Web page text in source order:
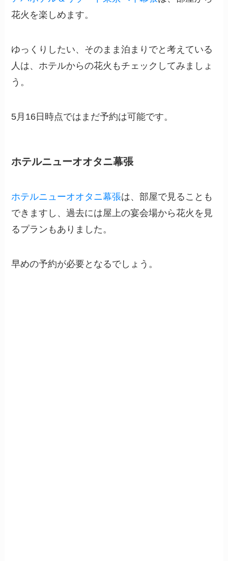
花火を楽しめます。
ゆっくりしたい、そのまま泊まりでと考えている
人は、ホテルからの花火もチェックしてみましょ
う。
5月16日時点ではまだ予約は可能です。
ホテルニューオオタニ幕張
ホテルニューオオタニ幕張は、部屋で見ることも
できますし、過去には屋上の宴会場から花火を見
るプランもありました。
早めの予約が必要となるでしょう。